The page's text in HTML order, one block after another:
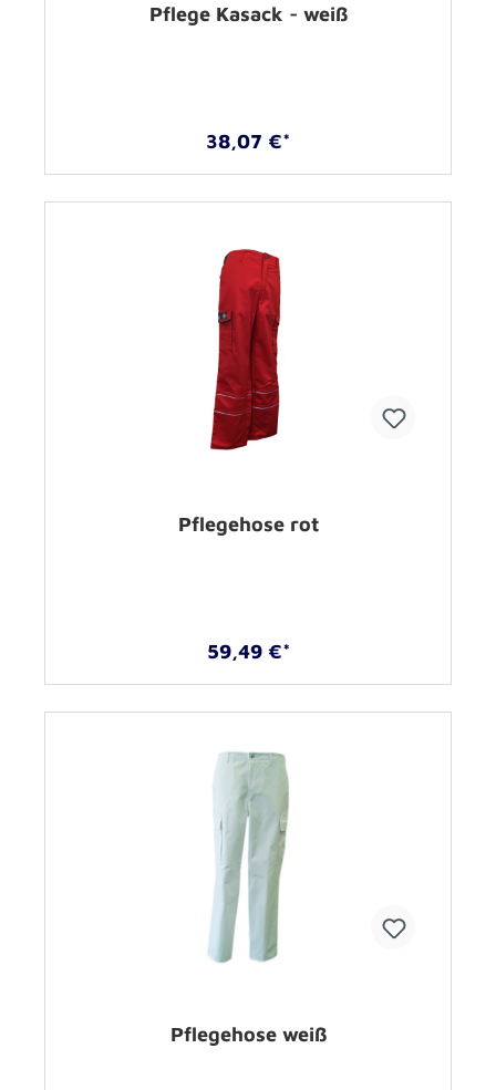
Pflege Kasack - weiß
38,07 €*
Pflegehose rot
59,49 €*
Pflegehose weiß